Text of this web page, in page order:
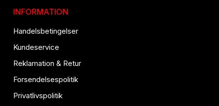
INFORMATION
Handelsbetingelser
Kundeservice
Reklamation & Retur
Forsendelsespolitik
Privatlivspolitik